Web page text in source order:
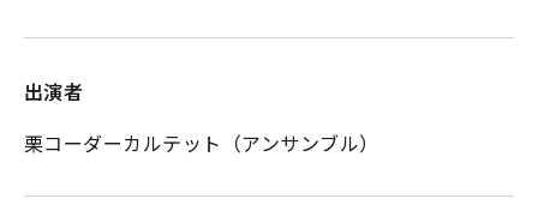
出演者
栗コーダーカルテット（アンサンブル）